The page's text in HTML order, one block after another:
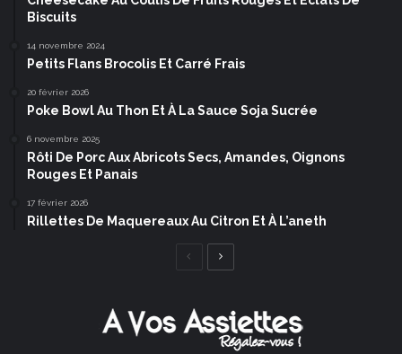
Biscuits
14 novembre 2024
Petits Flans Brocolis Et Carré Frais
20 février 2026
Poke Bowl Au Thon Et À La Sauce Soja Sucrée
6 novembre 2025
Rôti De Porc Aux Abricots Secs, Amandes, Oignons
Rouges Et Panais
17 février 2026
Rillettes De Maquereaux Au Citron Et À L’aneth
Page